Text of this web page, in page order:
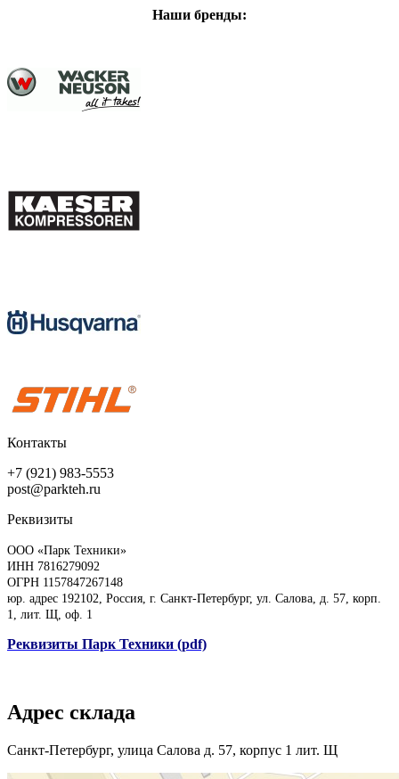
Наши бренды:
Контакты
+7 (921) 983-5553
post@parkteh.ru
Реквизиты
ООО «Парк Техники»
ИНН 7816279092
ОГРН 1157847267148
юр. адрес 192102, Россия, г. Санкт-Петербург, ул. Салова, д. 57, корп.
1, лит. Щ, оф. 1
Реквизиты Парк Техники (pdf)
Адрес склада
Санкт-Петербург, улица Салова д. 57, корпус 1 лит. Щ